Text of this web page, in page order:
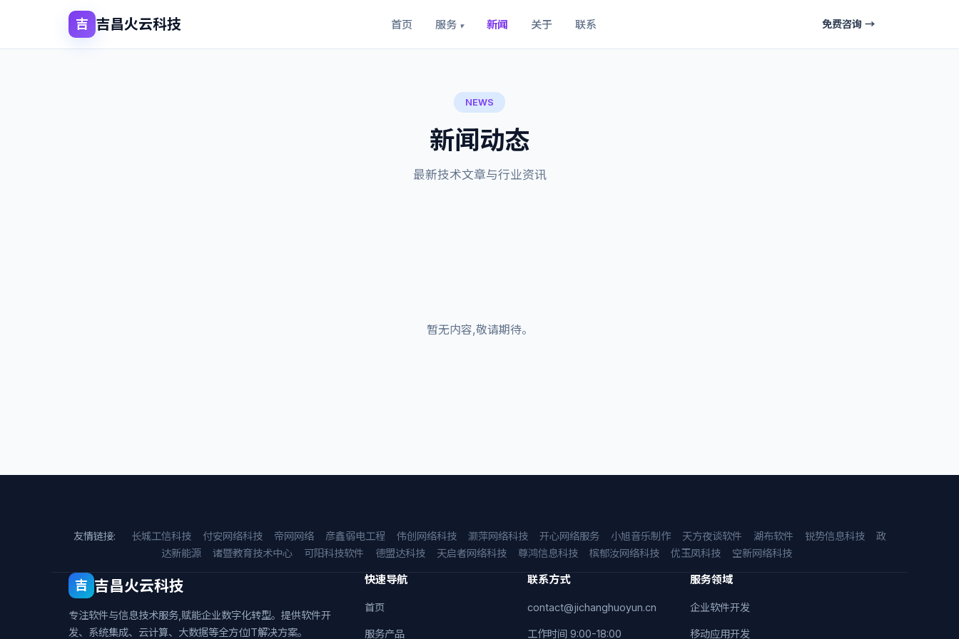
吉 吉昌火云科技 首页 服务 ▾ 新闻 关于 联系 免费咨询 →
NEWS
新闻动态
最新技术文章与行业资讯
暂无内容,敬请期待。
友情链接: 长城工信科技 付安网络科技 帝网网络 彦鑫弱电工程 伟创网络科技 灏萍网络科技 开心网络服务 小旭音乐制作 天方夜谈软件 湖布软件 锐势信息科技
政
达新能源
诸暨教育技术中心 可阳科技软件 德盟达科技 天启者网络科技 尊鸿信息科技 槟郁汝网络科技 优玉凤科技 空新网络科技
吉 吉昌火云科技
专注软件与信息技术服务,赋能企业数字化转型。提供软件开
发、系统集成、云计算、大数据等全方位IT解决方案。
快速导航
首页
服务产品
联系方式
contact@jichanghuoyun.cn
工作时间 9:00-18:00
服务领域
企业软件开发
移动应用开发